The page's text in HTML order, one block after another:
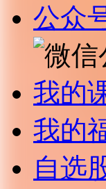
公众
我的
我的
自选